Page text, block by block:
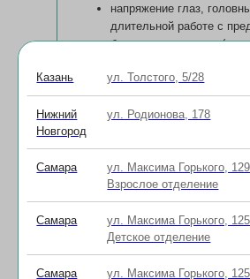
напряжение глаз,
длительной работе с
близком расстоянии
Астигматизм
Нарушение зрения, при котором
видит размытое изображение
неправильной формы роговицы
Казань ул. Толстого, 5/28
Нижний
Новгород
ул. Родионова, 178
Самара
ул. Максима Горького, 129
Взрослое отделение
Самара
ул. Максима Горького, 125
Детское отделение
Самара ул. Максима Горького, 125